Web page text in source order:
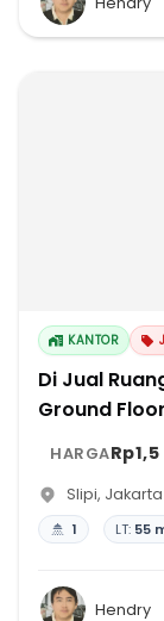
KANTOR
Di Jual
Ground
HARGA
Slipi,
1 LT: 55
Hendry